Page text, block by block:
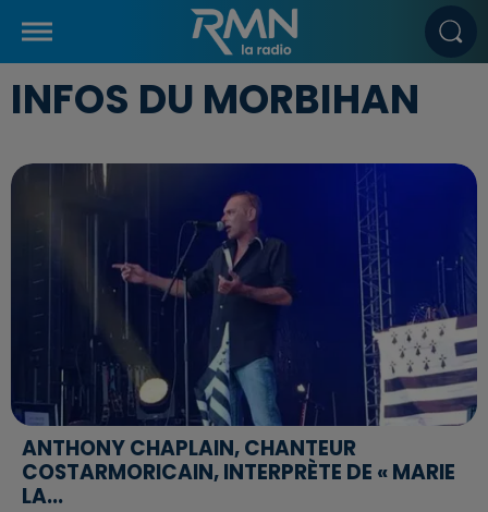
INFOS DU MORBIHAN
ANTHONY CHAPLAIN, CHANTEUR
COSTARMORICAIN, INTERPRÈTE DE « MARIE
LA...